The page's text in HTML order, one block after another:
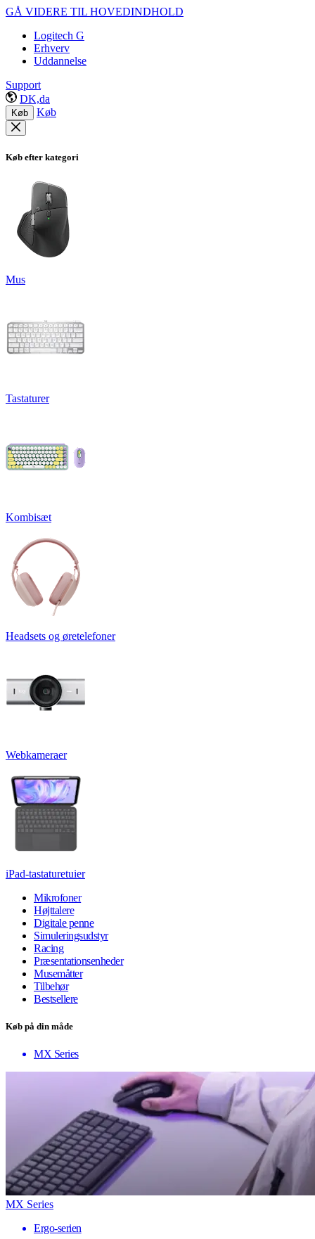
GÅ VIDERE TIL HOVEDINDHOLD
Logitech G
Erhverv
Uddannelse
Support
DK,da
Køb Køb
Køb efter kategori
Mus
Tastaturer
Kombisæt
Headsets og øretelefoner
Webkameraer
iPad-tastaturetuier
Mikrofoner
Højttalere
Digitale penne
Simuleringsudstyr
Racing
Præsentationsenheder
Musemåtter
Tilbehør
Bestsellere
Køb på din måde
MX Series
MX Series
Ergo-serien